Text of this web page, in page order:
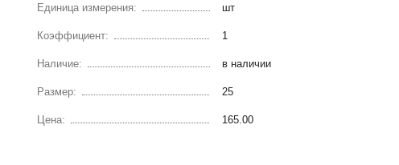
Единица измерения: шт
Коэффициент: 1
Наличие: в наличии
Размер: 25
Цена: 165.00